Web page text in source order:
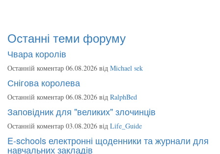
Останні теми форуму
Чвара королів
Останній коментар 06.08.2026 від Michael sek
Снігова королева
Останній коментар 06.08.2026 від RalphBed
Заповідник для "великих" злочинців
Останній коментар 03.08.2026 від Life_Guide
E-schools електронні щоденники та журнали для
навчальних закладів